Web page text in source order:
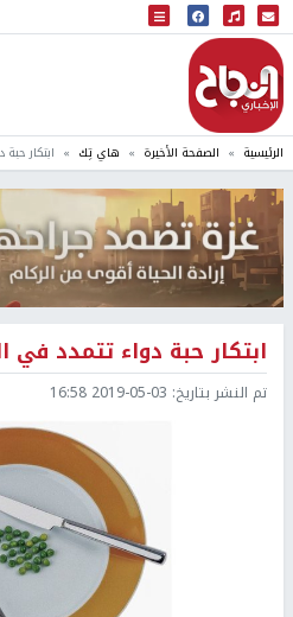
البث المباشر
إذاعة النجاح
الرئيسية الصفحة الأخيرة هاي تِك ابتكار
ابتكار حبة دواء تتمدد في
تم النشر بتاريخ: 2019-05-03 16:58